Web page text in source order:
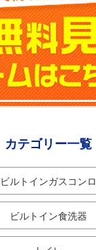
カテゴリー一覧
ビルトインガスコンロ
ビルトイン食洗器